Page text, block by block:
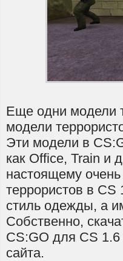
Еще одни модели
модели
Эти модели в
как Office, Train и
настоящему
террористов в
стиль одежды, а
Собственно,
CS:GO для CS
сайта.